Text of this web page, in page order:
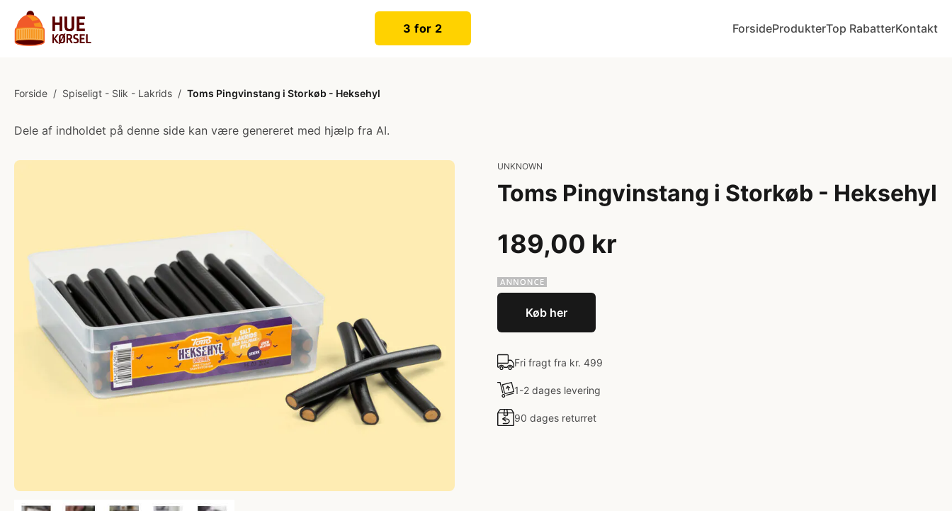
3 for 2 ForsideProdukterTop RabatterKontakt
Forside / Spiseligt - Slik - Lakrids / Toms Pingvinstang i Storkøb - Heksehyl
Dele af indholdet på denne side kan være genereret med hjælp fra AI.
UNKNOWN
Toms Pingvinstang i Storkøb - Heksehyl
189,00 kr
Køb her
Fri fragt fra kr. 499
1-2 dages levering
90 dages returret